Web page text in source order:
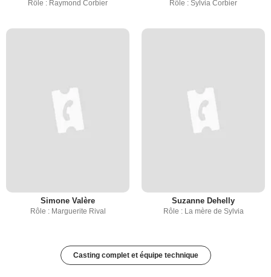
Rôle : Raymond Corbier Rôle : Sylvia Corbier
Simone Valère
Rôle : Marguerite Rival
Suzanne Dehelly
Rôle : La mère de Sylvia
Casting complet et équipe technique